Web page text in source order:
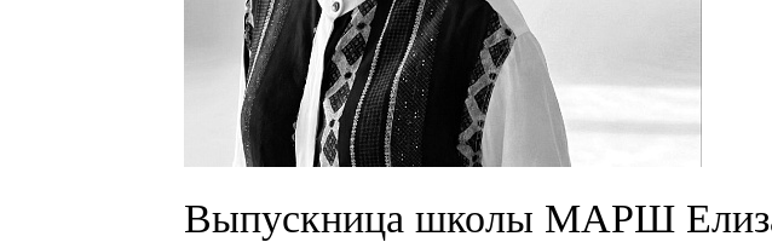
Выпускница школы МАРШ